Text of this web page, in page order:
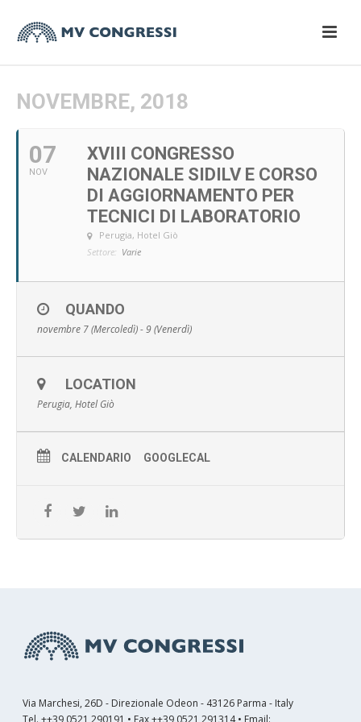
NOVEMBRE, 2018
07
NOV
XVIII CONGRESSO
NAZIONALE SIDILV E CORSO
DI AGGIORNAMENTO PER
TECNICI DI LABORATORIO
Perugia, Hotel Giò
Settore: Varie
QUANDO
novembre 7 (Mercoledì) - 9 (Venerdì)
LOCATION
Perugia, Hotel Giò
CALENDARIO GOOGLECAL
Via Marchesi, 26D - Direzionale Odeon - 43126 Parma - Italy
Tel. ++39 0521 290191 • Fax ++39 0521 291314 • Email: